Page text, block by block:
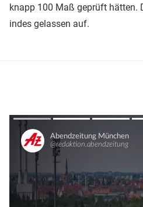
knapp 100 Maß geprüft hätten.
indes gelassen auf.